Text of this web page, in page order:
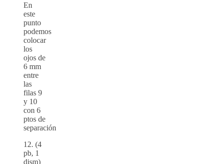
En
este
punto
podemos
colocar
los
ojos de
6 mm
entre
las
filas 9
y 10
con 6
ptos de
separación
12. (4
pb, 1
dism)